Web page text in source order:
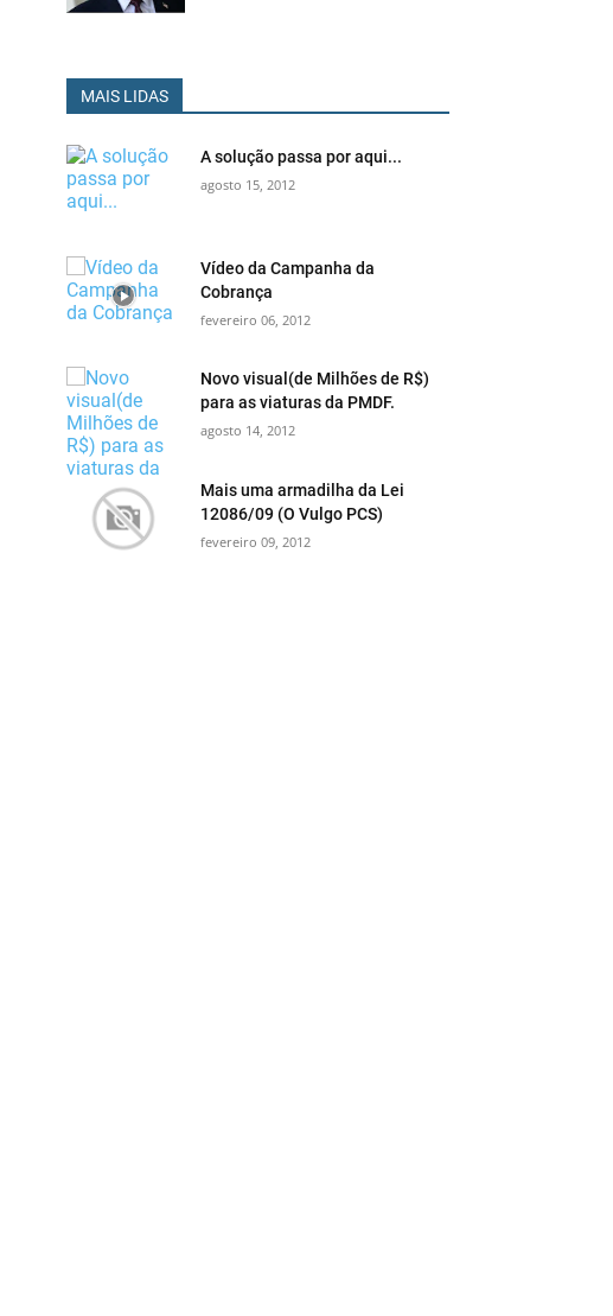
MAIS LIDAS
A solução passa por aqui...
agosto 15, 2012
Vídeo da Campanha da
Cobrança
fevereiro 06, 2012
Novo visual(de Milhões de R$)
para as viaturas da PMDF.
agosto 14, 2012
Mais uma armadilha da Lei
12086/09 (O Vulgo PCS)
fevereiro 09, 2012